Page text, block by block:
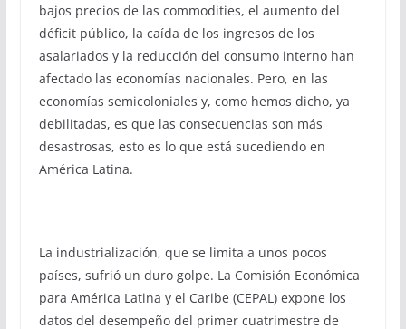
bajos precios de las commodities, el aumento del
déficit público, la caída de los ingresos de los
asalariados y la reducción del consumo interno han
afectado las economías nacionales. Pero, en las
economías semicoloniales y, como hemos dicho, ya
debilitadas, es que las consecuencias son más
desastrosas, esto es lo que está sucediendo en
América Latina.
La industrialización, que se limita a unos pocos
países, sufrió un duro golpe. La Comisión Económica
para América Latina y el Caribe (CEPAL) expone los
datos del desempeño del primer cuatrimestre de